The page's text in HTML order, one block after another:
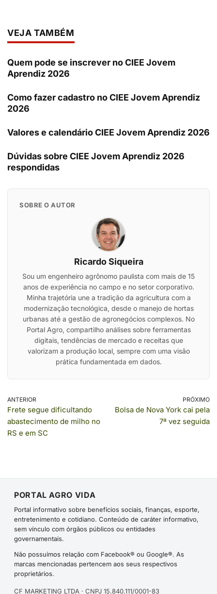
VEJA TAMBÉM
Quem pode se inscrever no CIEE Jovem
Aprendiz 2026
Como fazer cadastro no CIEE Jovem Aprendiz
2026
Valores e calendário CIEE Jovem Aprendiz 2026
Dúvidas sobre CIEE Jovem Aprendiz 2026
respondidas
SOBRE O AUTOR
Ricardo Siqueira
Sou um engenheiro agrônomo paulista com mais de 15
anos de experiência no campo e no setor corporativo.
Minha trajetória une a tradição da agricultura com a
modernização tecnológica, desde o manejo de hortas
urbanas até a gestão de agronegócios complexos. No
Portal Agro, compartilho análises sobre ferramentas
digitais, tendências de mercado e receitas que
valorizam a produção local, sempre com uma visão
prática fundamentada em dados.
ANTERIOR
Frete segue dificultando
abastecimento de milho no
RS e em SC
PRÓXIMO
Bolsa de Nova York cai pela
7ª vez seguida
PORTAL AGRO VIDA
Portal informativo sobre benefícios sociais, finanças, esporte,
entretenimento e cotidiano. Conteúdo de caráter informativo,
sem vínculo com órgãos públicos ou entidades
governamentais.
Não possuímos relação com Facebook® ou Google®. As
marcas mencionadas pertencem aos seus respectivos
proprietários.
CF MARKETING LTDA · CNPJ 15.840.111/0001-83